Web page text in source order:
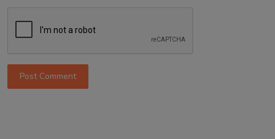
Post Comment